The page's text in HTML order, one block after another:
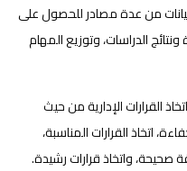
من عدة مصادر للحصول على
الدراسات، وتوزيع المهام
القرارات الإدارية من حيث
اتخاذ القرارات المناسبة،
صحيحة، واتخاذ قرارات رشيدة.